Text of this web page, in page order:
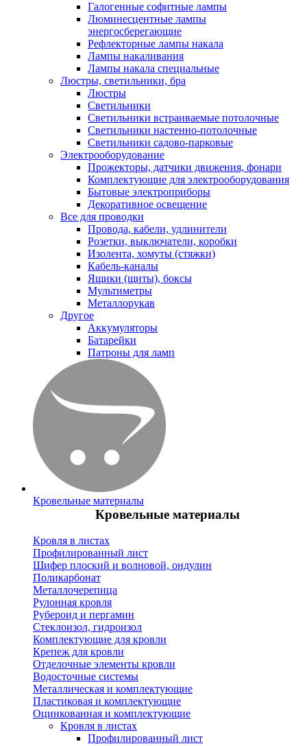
Галогенные софитные лампы
Люминесцентные лампы
энергосберегающие
Рефлекторные лампы накала
Лампы накаливания
Лампы накала специальные
Люстры, светильники, бра
Люстры
Светильники
Светильники встраиваемые потолочные
Светильники настенно-потолочные
Светильники садово-парковые
Электрооборудование
Прожекторы, датчики движения, фонари
Комплектующие для электрооборудования
Бытовые электроприборы
Декоративное освещение
Все для проводки
Провода, кабели, удлинители
Розетки, выключатели, коробки
Изолента, хомуты (стяжки)
Кабель-каналы
Ящики (щиты), боксы
Мультиметры
Металлорукав
Другое
Аккумуляторы
Батарейки
Патроны для ламп
Кровельные материалы
Кровельные материалы
Кровля в листах
Профилированный лист
Шифер плоский и волновой, ондулин
Поликарбонат
Металлочерепица
Рулонная кровля
Рубероид и пергамин
Стеклоизол, гидроизол
Комплектующие для кровли
Крепеж для кровли
Отделочные элементы кровли
Водосточные системы
Металлическая и комплектующие
Пластиковая и комплектующие
Оцинкованная и комплектующие
Кровля в листах
Профилированный лист